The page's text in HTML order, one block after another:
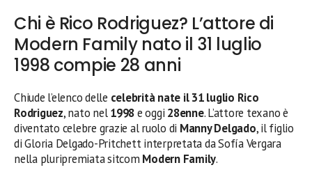
Chi è Rico Rodriguez? L’attore di
Modern Family nato il 31 luglio
1998 compie 28 anni
Chiude l’elenco delle celebrità nate il 31 luglio Rico
Rodriguez, nato nel1998e oggi 28enne. L’attore texano è
diventato celebre grazie al ruolo di Manny Delgado, il figlio
di Gloria Delgado-Pritchett interpretata da Sofía Vergara
nella pluripremiata sitcom Modern Family.